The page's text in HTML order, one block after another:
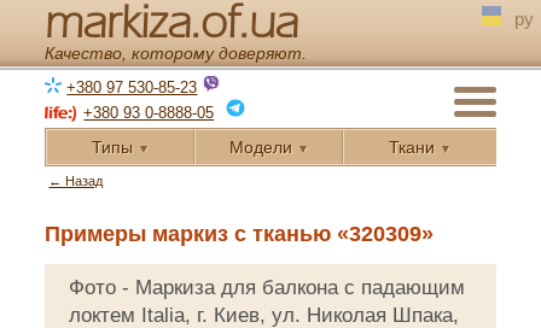
markiza.of.ua
Качество, которому доверяют.
ру
+380 97 530-85-23
+380 93 0-8888-05
Типы ▼ Модели ▼ Ткани ▼
← Назад
Примеры маркиз с тканью «320309»
Фото - Маркиза для балкона с падающим
локтем Italia, г. Киев, ул. Николая Шпака,